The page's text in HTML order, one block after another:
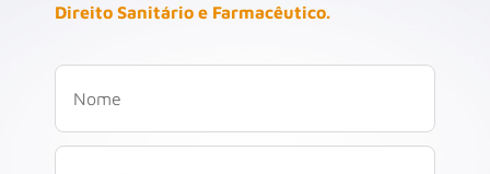
Direito Sanitário e Farmacêutico.